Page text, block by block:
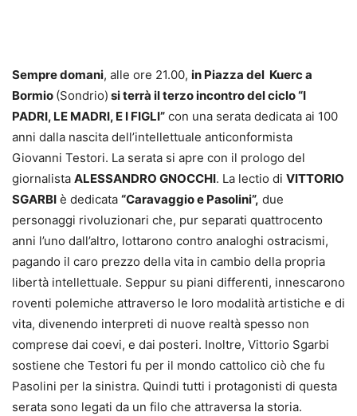
Sempre domani, alle ore 21.00, in Piazza del Kuerc a
Bormio (Sondrio) si terrà il terzo incontro del ciclo “I
PADRI, LE MADRI, E I FIGLI” con una serata dedicata ai 100
anni dalla nascita dell’intellettuale anticonformista
Giovanni Testori. La serata si apre con il prologo del
giornalista ALESSANDRO GNOCCHI. La lectio di VITTORIO
SGARBI è dedicata “Caravaggio e Pasolini”, due
personaggi rivoluzionari che, pur separati quattrocento
anni l’uno dall’altro, lottarono contro analoghi ostracismi,
pagando il caro prezzo della vita in cambio della propria
libertà intellettuale. Seppur su piani differenti, innescarono
roventi polemiche attraverso le loro modalità artistiche e di
vita, divenendo interpreti di nuove realtà spesso non
comprese dai coevi, e dai posteri. Inoltre, Vittorio Sgarbi
sostiene che Testori fu per il mondo cattolico ciò che fu
Pasolini per la sinistra. Quindi tutti i protagonisti di questa
serata sono legati da un filo che attraversa la storia.